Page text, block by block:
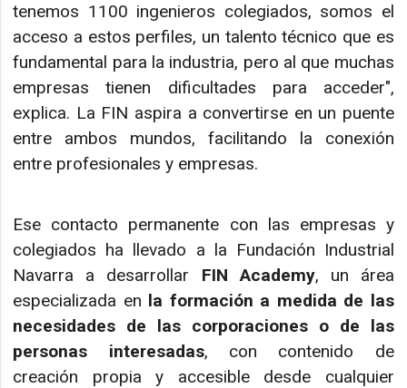
tenemos 1100 ingenieros colegiados, somos el
acceso a estos perfiles, un talento técnico que es
fundamental para la industria, pero al que muchas
empresas tienen dificultades para acceder",
explica. La FIN aspira a convertirse en un puente
entre ambos mundos, facilitando la conexión
entre profesionales y empresas.
Ese contacto permanente con las empresas y
colegiados ha llevado a la Fundación Industrial
Navarra a desarrollar FIN Academy, un área
especializada en la formación a medida de las
necesidades de las corporaciones o de las
personas
interesadas, con contenido de
creación propia y accesible desde cualquier